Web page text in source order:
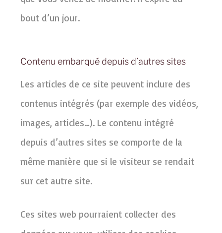
bout d’un jour.
Contenu embarqué depuis d’autres sites
Les articles de ce site peuvent inclure des
contenus intégrés (par exemple des vidéos,
images, articles…). Le contenu intégré
depuis d’autres sites se comporte de la
même manière que si le visiteur se rendait
sur cet autre site.
Ces sites web pourraient collecter des